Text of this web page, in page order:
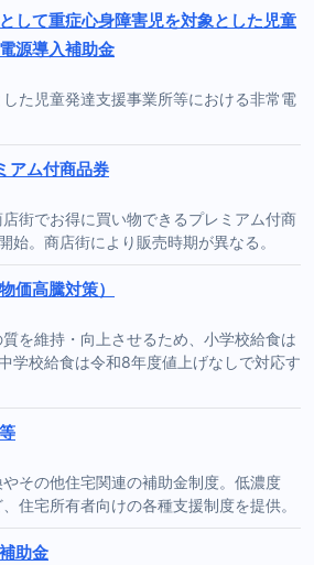
して重症心身障害児を対象とした児童
源導入補助金
た児童発達支援事業所等における非常電
アム付商品券
街でお得に買い物できるプレミアム付商
始。商店街により販売時期が異なる。
価高騰対策）
を維持・向上させるため、小学校給食は
学校給食は令和8年度値上げなしで対応す
その他住宅関連の補助金制度。低濃度
住宅所有者向けの各種支援制度を提供。
助金